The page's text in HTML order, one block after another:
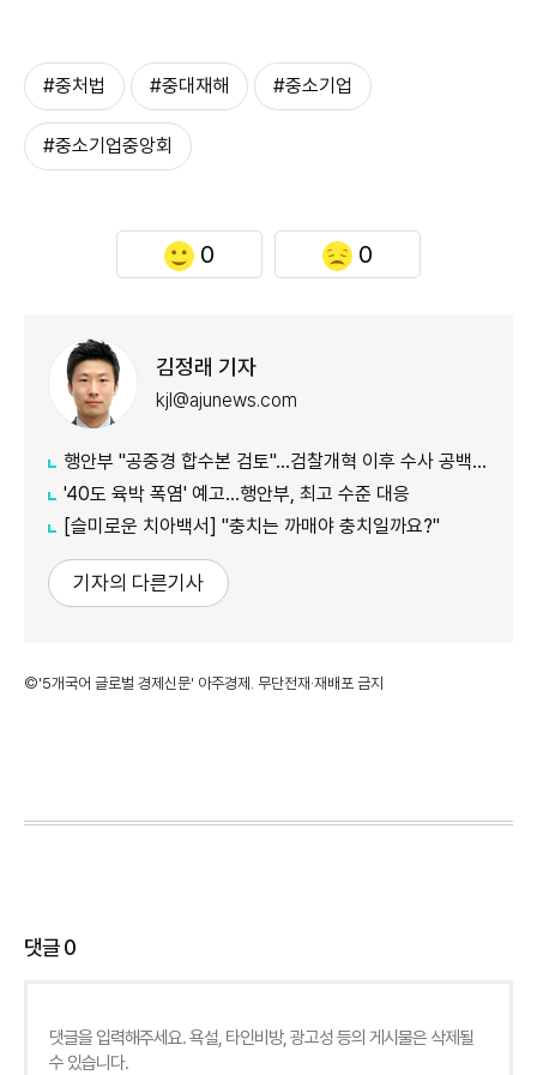
#중처법 #중대재해 #중소기업
#중소기업중앙회
0 0
김정래 기자
kjl@ajunews.com
행안부 "공중경 합수본 검토"…검찰개혁 이후 수사 공백 대응 나서
'40도 육박 폭염' 예고…행안부, 최고 수준 대응
[슬미로운 치아백서] "충치는 까매야 충치일까요?"
기자의 다른기사
©'5개국어 글로벌 경제신문' 아주경제. 무단전재·재배포 금지
댓글0